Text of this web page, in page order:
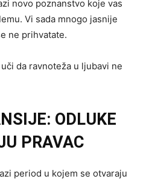
novo poznanstvo koje vas
Vi sada mnogo jasnije
ne prihvatate.
da ravnoteža u ljubavi ne
ODLUKE
PRAVAC
period u kojem se otvaraju